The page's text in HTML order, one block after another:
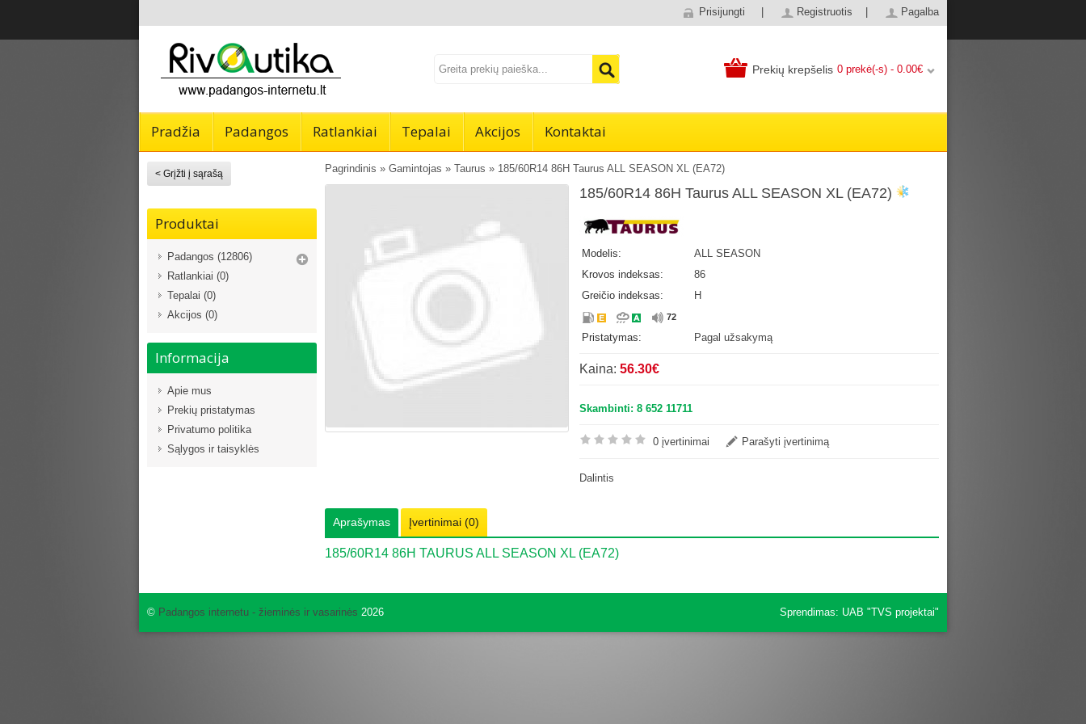
Prisijungti Registruotis Pagalba
Prekių krepšelis 0 prekė(-s) - 0.00€
Pradžia Padangos Ratlankiai Tepalai Akcijos Kontaktai
Produktai
Padangos (12806)
Ratlankiai (0)
Tepalai (0)
Akcijos (0)
Informacija
Apie mus
Prekių pristatymas
Privatumo politika
Sąlygos ir taisyklės
Pagrindinis » Gamintojas » Taurus » 185/60R14 86H Taurus ALL SEASON XL (EA72)
185/60R14 86H Taurus ALL SEASON XL (EA72)
Modelis:
ALL SEASON
Krovos indeksas:
86
Greičio indeksas:
H
72
Pristatymas: Pagal užsakymą
Kaina: 56.30€
Skambinti: 8 652 11711
0 įvertinimai Parašyti įvertinimą
Dalintis
Aprašymas Įvertinimai (0)
185/60R14 86H TAURUS ALL SEASON XL (EA72)
Sprendimas: UAB "TVS projektai"
© Padangos internetu - žieminės ir vasarinės 2026